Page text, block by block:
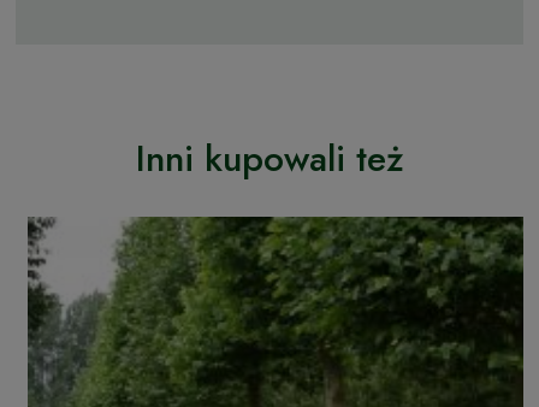
Inni kupowali też